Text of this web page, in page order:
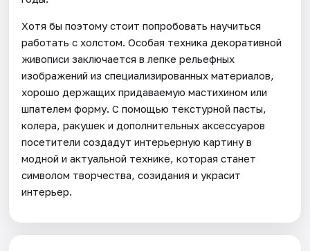
Хотя бы поэтому стоит попробовать научиться
работать с холстом. Особая техника декоративной
живописи заключается в лепке рельефных
изображений из специализированных материалов,
хорошо держащих придаваемую мастихином или
шпателем форму. С помощью текстурной пасты,
колера, ракушек и дополнительных аксессуаров
посетители создадут интерьерную картину в
модной и актуальной технике, которая станет
символом творчества, созидания и украсит
интерьер.